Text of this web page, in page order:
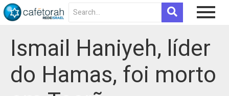
Ismail Haniyeh, líder
do Hamas, foi morto